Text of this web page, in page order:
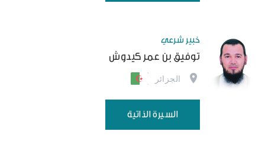
خبير شرعي
توفيق بن عمر كيدوش
الجزائر
السيرة الذاتية